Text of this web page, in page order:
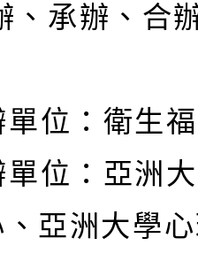
承辦、合
位：衛生福
位：亞洲大
亞洲大學